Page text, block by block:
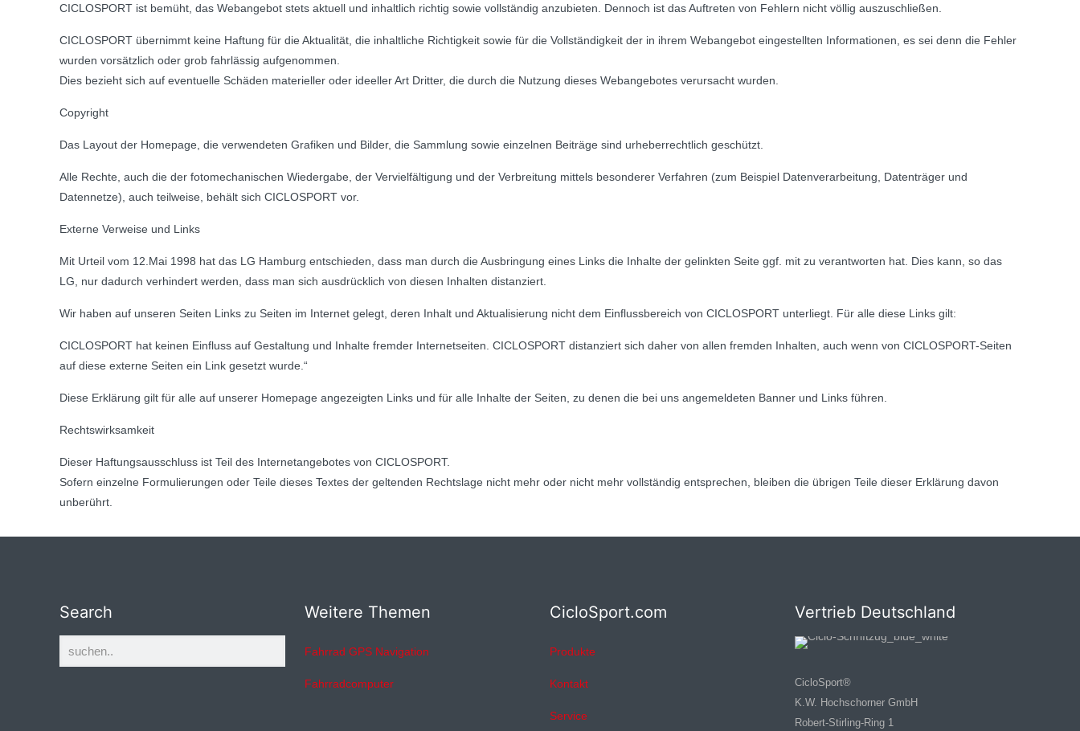
CICLOSPORT ist bemüht, das Webangebot stets aktuell und inhaltlich richtig sowie vollständig anzubieten. Dennoch ist das Auftreten von Fehlern nicht völlig auszuschließen.
CICLOSPORT übernimmt keine Haftung für die Aktualität, die inhaltliche Richtigkeit sowie für die Vollständigkeit der in ihrem Webangebot eingestellten Informationen, es sei denn die Fehler
wurden vorsätzlich oder grob fahrlässig aufgenommen.
Dies bezieht sich auf eventuelle Schäden materieller oder ideeller Art Dritter, die durch die Nutzung dieses Webangebotes verursacht wurden.
Copyright
Das Layout der Homepage, die verwendeten Grafiken und Bilder, die Sammlung sowie einzelnen Beiträge sind urheberrechtlich geschützt.
Alle Rechte, auch die der fotomechanischen Wiedergabe, der Vervielfältigung und der Verbreitung mittels besonderer Verfahren (zum Beispiel Datenverarbeitung, Datenträger und
Datennetze), auch teilweise, behält sich CICLOSPORT vor.
Externe Verweise und Links
Mit Urteil vom 12.Mai 1998 hat das LG Hamburg entschieden, dass man durch die Ausbringung eines Links die Inhalte der gelinkten Seite ggf. mit zu verantworten hat. Dies kann, so das
LG, nur dadurch verhindert werden, dass man sich ausdrücklich von diesen Inhalten distanziert.
Wir haben auf unseren Seiten Links zu Seiten im Internet gelegt, deren Inhalt und Aktualisierung nicht dem Einflussbereich von CICLOSPORT unterliegt. Für alle diese Links gilt:
CICLOSPORT hat keinen Einfluss auf Gestaltung und Inhalte fremder Internetseiten. CICLOSPORT distanziert sich daher von allen fremden Inhalten, auch wenn von CICLOSPORT-Seiten
auf diese externe Seiten ein Link gesetzt wurde.“
Diese Erklärung gilt für alle auf unserer Homepage angezeigten Links und für alle Inhalte der Seiten, zu denen die bei uns angemeldeten Banner und Links führen.
Rechtswirksamkeit
Dieser Haftungsausschluss ist Teil des Internetangebotes von CICLOSPORT.
Sofern einzelne Formulierungen oder Teile dieses Textes der geltenden Rechtslage nicht mehr oder nicht mehr vollständig entsprechen, bleiben die übrigen Teile dieser Erklärung davon
unberührt.
Search Weitere Themen
Fahrrad GPS Navigation
Fahrradcomputer
CicloSport.com
Produkte
Kontakt
Service
Vertrieb Deutschland
CicloSport®
K.W. Hochschorner GmbH
Robert-Stirling-Ring 1